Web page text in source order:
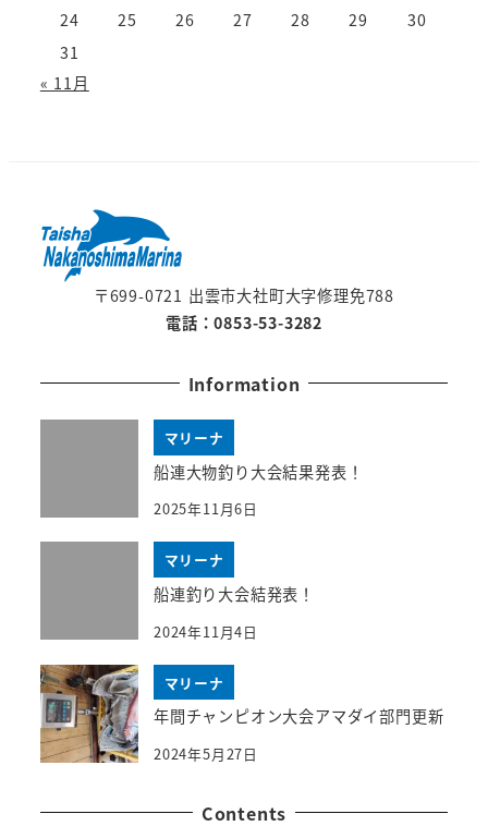
24
25 26 27 28 29
30
31
« 11月
〒699-0721 出雲市大社町大字修理免788
電話：0853-53-3282
Information
マリーナ
船連大物釣り大会結果発表！
2025年11月6日
マリーナ
船連釣り大会結発表！
2024年11月4日
マリーナ
年間チャンピオン大会アマダイ部門更新
2024年5月27日
Contents